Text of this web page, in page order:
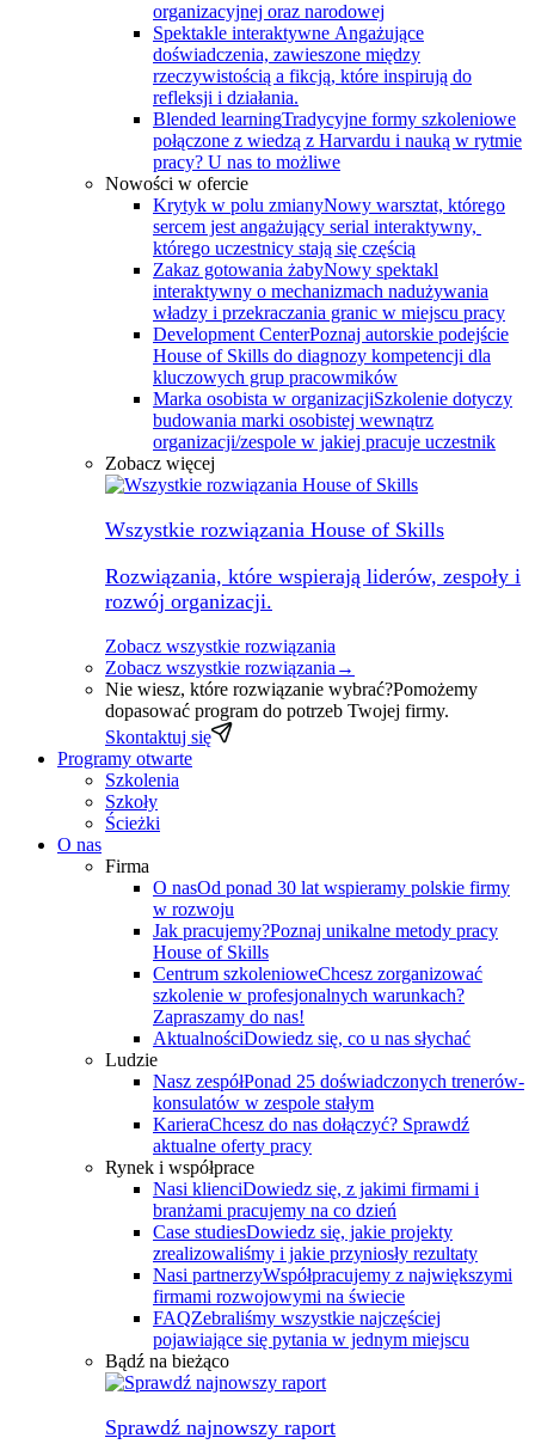
organizacyjnej oraz narodowej
Spektakle interaktywne Angażujące
doświadczenia, zawieszone między
rzeczywistością a fikcją, które inspirują do
refleksji i działania.
Blended learningTradycyjne formy szkoleniowe
połączone z wiedzą z Harvardu i nauką w rytmie
pracy? U nas to możliwe
Nowości w ofercie
Krytyk w polu zmianyNowy warsztat, którego
sercem jest angażujący serial interaktywny, ​
którego uczestnicy stają się częścią
Zakaz gotowania żabyNowy spektakl
interaktywny o mechanizmach nadużywania
władzy i przekraczania granic w miejscu pracy
Development CenterPoznaj autorskie podejście
House of Skills do diagnozy kompetencji dla
kluczowych grup pracowmików
Marka osobista w organizacjiSzkolenie dotyczy
budowania marki osobistej wewnątrz
organizacji/zespole w jakiej pracuje uczestnik
Zobacz więcej
Wszystkie rozwiązania House of Skills
Rozwiązania, które wspierają liderów, zespoły i
rozwój organizacji.
Zobacz wszystkie rozwiązania
Zobacz wszystkie rozwiązania →
Nie wiesz, które rozwiązanie wybrać?Pomożemy
dopasować program do potrzeb Twojej firmy.
Skontaktuj się
Programy otwarte
Szkolenia
Szkoły
Ścieżki
O nas
Firma
O nasOd ponad 30 lat wspieramy polskie firmy
w rozwoju
Jak pracujemy?Poznaj unikalne metody pracy
House of Skills
Centrum szkolenioweChcesz zorganizować
szkolenie w profesjonalnych warunkach?
Zapraszamy do nas!
AktualnościDowiedz się, co u nas słychać
Ludzie
Nasz zespółPonad 25 doświadczonych trenerów-
konsulatów w zespole stałym
KarieraChcesz do nas dołączyć? Sprawdź
aktualne oferty pracy
Rynek i współprace
Nasi klienciDowiedz się, z jakimi firmami i
branżami pracujemy na co dzień
Case studiesDowiedz się, jakie projekty
zrealizowaliśmy i jakie przyniosły rezultaty
Nasi partnerzyWspółpracujemy z największymi
firmami rozwojowymi na świecie
FAQZebraliśmy wszystkie najczęściej
pojawiające się pytania w jednym miejscu
Bądź na bieżąco
Sprawdź najnowszy raport